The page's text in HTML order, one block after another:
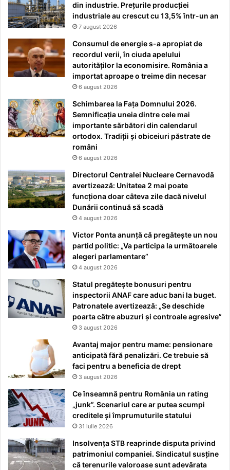
din industrie. Prețurile producției
industriale au crescut cu 13,5% într-un an
7 august 2026
Consumul de energie s-a apropiat de
recordul verii, în ciuda apelului
autorităților la economisire. România a
importat aproape o treime din necesar
6 august 2026
Schimbarea la Fața Domnului 2026.
Semnificația uneia dintre cele mai
importante sărbători din calendarul
ortodox. Tradiții și obiceiuri păstrate de
români
6 august 2026
Directorul Centralei Nucleare Cernavodă
avertizează: Unitatea 2 mai poate
funcționa doar câteva zile dacă nivelul
Dunării continuă să scadă
4 august 2026
Victor Ponta anunță că pregătește un nou
partid politic: „Va participa la următoarele
alegeri parlamentare”
4 august 2026
Statul pregătește bonusuri pentru
inspectorii ANAF care aduc bani la buget.
Patronatele avertizează: „Se deschide
poarta către abuzuri și controale agresive”
3 august 2026
Avantaj major pentru mame: pensionare
anticipată fără penalizări. Ce trebuie să
faci pentru a beneficia de drept
3 august 2026
Ce înseamnă pentru România un rating
„junk”. Scenariul care ar putea scumpi
creditele și împrumuturile statului
31 iulie 2026
Insolvența STB reaprinde disputa privind
patrimoniul companiei. Sindicatul susține
că terenurile valoroase sunt adevărata